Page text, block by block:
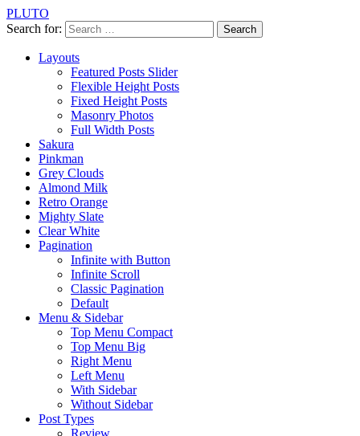
PLUTO
Search for:
Layouts
Featured Posts Slider
Flexible Height Posts
Fixed Height Posts
Masonry Photos
Full Width Posts
Sakura
Pinkman
Grey Clouds
Almond Milk
Retro Orange
Mighty Slate
Clear White
Pagination
Infinite with Button
Infinite Scroll
Classic Pagination
Default
Menu & Sidebar
Top Menu Compact
Top Menu Big
Right Menu
Left Menu
With Sidebar
Without Sidebar
Post Types
Review